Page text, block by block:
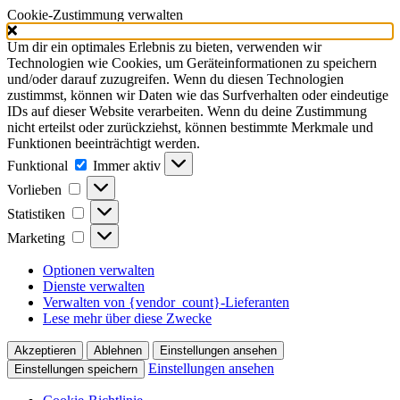
Cookie-Zustimmung verwalten
Um dir ein optimales Erlebnis zu bieten, verwenden wir
Technologien wie Cookies, um Geräteinformationen zu speichern
und/oder darauf zuzugreifen. Wenn du diesen Technologien
zustimmst, können wir Daten wie das Surfverhalten oder eindeutige
IDs auf dieser Website verarbeiten. Wenn du deine Zustimmung
nicht erteilst oder zurückziehst, können bestimmte Merkmale und
Funktionen beeinträchtigt werden.
Funktional
Funktional
Immer aktiv
Vorlieben
Vorlieben
Statistiken Statistiken
Marketing Marketing
Optionen verwalten
Dienste verwalten
Verwalten von {vendor_count}-Lieferanten
Lese mehr über diese Zwecke
Akzeptieren Ablehnen
Einstellungen ansehen
Einstellungen speichern
Einstellungen ansehen